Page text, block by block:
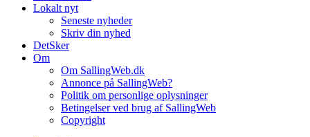
Lokalt nyt
Seneste nyheder
Skriv din nyhed
DetSker
Om
Om SallingWeb.dk
Annonce på SallingWeb?
Politik om personlige oplysninger
Betingelser ved brug af SallingWeb
Copyright